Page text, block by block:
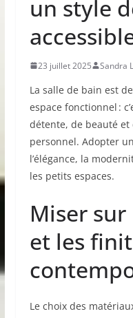
un style
23 juillet 2025 Sandra
La salle de bain est
espace fonctionnel :
détente, de beauté et
personnel. Adopter
l’élégance, la
les petits espaces.
Miser
et les
Le choix des